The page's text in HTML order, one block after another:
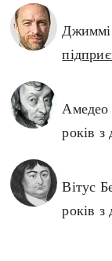
Амедео
років
Вітус
років